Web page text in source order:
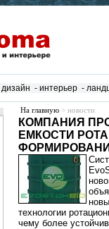
дизайн - интерьер -
На главную > новости
КОМПАНИЯ
ЕМКОСТИ
технологии
чему более